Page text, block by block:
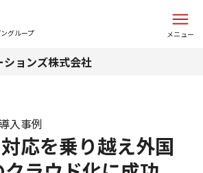
グループ メニュー
ョンズ株式会社
応を乗り越え外国
入事例